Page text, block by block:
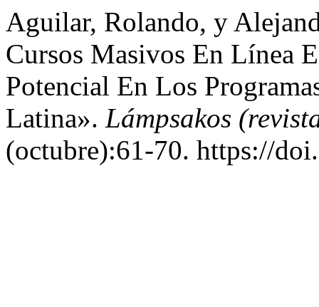
Aguilar, Rolando, y
Cursos Masivos En Línea
Potencial En Los
Latina». Lámpsakos
(octubre):61-70. https://